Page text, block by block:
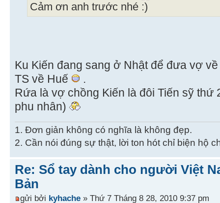
Cảm ơn anh trước nhé
Ku Kiến đang sang ở Nhật để đưa vợ
TS về Huế
.
Rứa là vợ chồng Kiến là đôi Tiến sỹ thứ
phu nhân)
1. Đơn giản không có nghĩa là không đẹp.
2. Cần nói đúng sự thật, lời ton hót chỉ biện hộ
Re: Sổ tay dành cho người Việt
Bản
gửi bởi kyhache » Thứ 7 Tháng 8 28, 2010 9:37 pm